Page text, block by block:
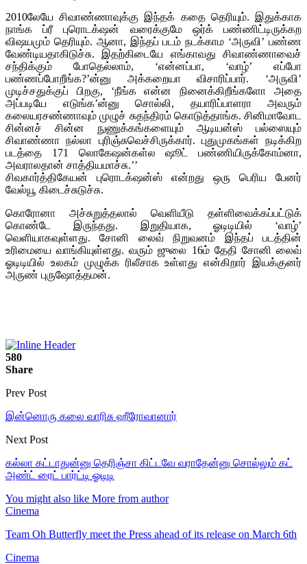
2010லேயே சிவாண்ணாவுக்கு இந்தக் கதை தெரியும். இதுக்காக
நாங்க ப்ரீ புரொடக்‌ஷன் வரைக்குமே ஒர்க் பண்ணிட்டிருக்கற
விஷயமும் தெரியும். ஆனா, இந்தப் படம் நடக்காம ‘அருவி’ பண்ண
வேண்டியதாகிடுச்சு. இதற்கிடையே எங்காவது சிவாண்ணாவைச்
சந்திக்கும் போதெல்லாம், ‘என்னப்பா, ‘வாழ்’ எப்போ
பண்ணப்போறீங்க?’ன்னு அக்கறையா விசாரிப்பார். ‘அருவி’
முடிச்சதுக்குப் பிறகு, ‘நீங்க என்ன நினைக்கிறீங்களோ அதை
அப்படியே எடுங்க’ன்னு சொல்லி, தயாரிப்பாளரா அவரும்
கலையரசண்ணாவும் முழுச் சுதந்திரம் கொடுத்தாங்க. சினிமாவோட
சின்னச் சின்ன நுணுக்கங்களையும் ஆடியன்ஸ் பல்ஸையும்
சிவாண்ணா நல்லா புரிஞ்சுவெச்சிருக்கார். புதுமுகங்கள் நடிக்கிற
படத்தை 171 லொகேஷன்கள்ல ஷூட் பண்ணியிருக்கோம்னா,
அவராலதான் சாத்தியமாச்சு.’’
சிவகார்த்திகேயன் புரொடக்‌ஷன்ஸ் என்றது ஒரு பெரிய பேனர்
வேல்யூ கிடைச்சுடுச்சு.
கொரோனா அச்சுறுத்தலால் வெளியீடு தள்ளிவைக்கப்பட்டுக்
கொண்டே இருந்தது. இறுதியாக, ஓடிடியில் ‘வாழ்’
வெளியாகவுள்ளது. சோனி லைவ் நிறுவனம் இந்தப் படத்தின்
உரிமையை வாங்கியுள்ளது. வரும் ஜுலை 16ம் தேதி சோனி லைவ்
ஓடிடியில் உலகம் முழுக்க ரிலீசாக உள்ளது என்கிறார் இயக்குனர்
அருண் புருஷோத்தமன்.
580
Share
Prev Post
இன்னொரு கலை வாரிசு ஹீரோவானார்
Next Post
கல்லா கட்டாதுன்னு தெரிஞ்சா கிட்டவே வராதேன்னு சொல்லும் கட்
அண்ட் ரைட் பார்ட்டி ஓடிடி
You might also like More from author
Cinema
Team Oh Butterfly meet the Press ahead of its release on March 6th
Cinema